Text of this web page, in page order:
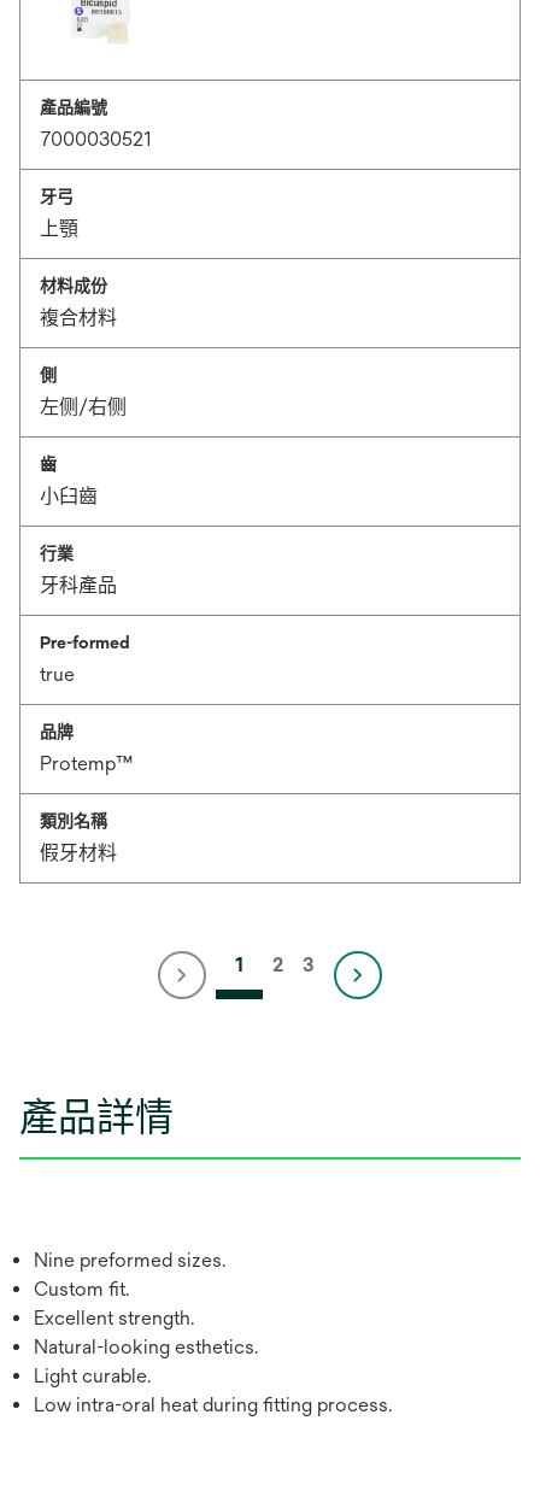
產品編號
7000030521
牙弓
上顎
材料成份
複合材料
側
左侧/右侧
齒
小臼齒
行業
牙科產品
Pre-formed
true
品牌
Protemp™
類別名稱
假牙材料
1 2 3
產品詳情
Nine preformed sizes.
Custom fit.
Excellent strength.
Natural-looking esthetics.
Light curable.
Low intra-oral heat during fitting process.